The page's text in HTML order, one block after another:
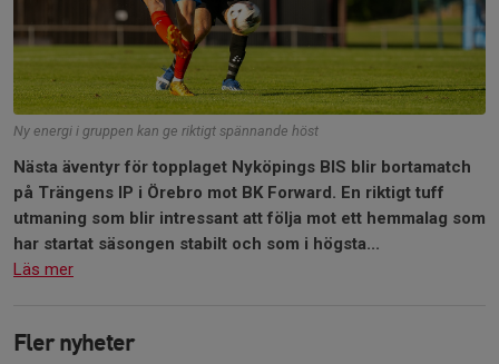
Ny energi i gruppen kan ge riktigt spännande höst
Nästa äventyr för topplaget Nyköpings BIS blir bortamatch
på Trängens IP i Örebro mot BK Forward. En riktigt tuff
utmaning som blir intressant att följa mot ett hemmalag som
har startat säsongen stabilt och som i högsta...
Läs mer
Fler nyheter